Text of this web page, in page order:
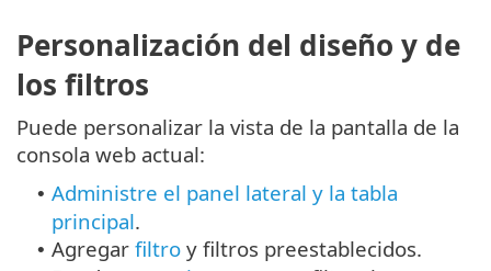
Personalización del diseño y de
los filtros
Puede personalizar la vista de la pantalla de la
consola web actual:
• Administre el panel lateral y la tabla
principal.
• Agregar filtro y filtros preestablecidos.